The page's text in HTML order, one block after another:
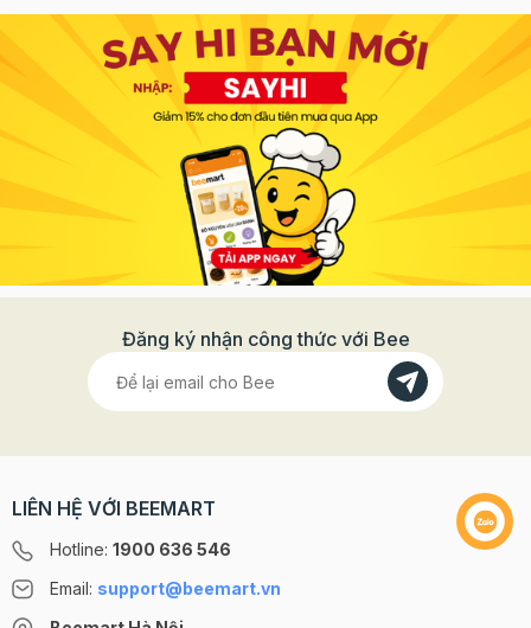
Đăng ký nhận công thức với Bee
LIÊN HỆ VỚI BEEMART
Hotline: 1900 636 546
Email: support@beemart.vn